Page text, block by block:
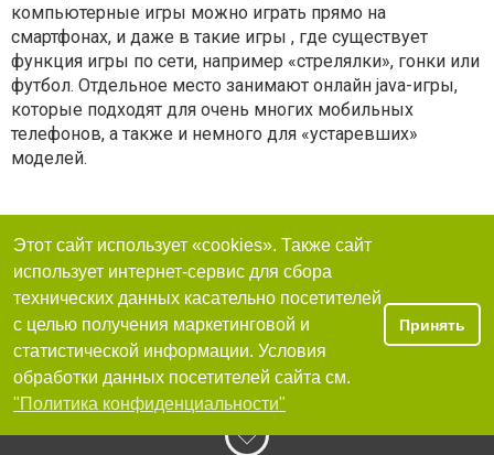
компьютерные игры можно играть прямо на
смартфонах, и даже в такие игры , где существует
функция игры по сети, например «стрелялки», гонки или
футбол. Отдельное место занимают онлайн java-игры,
которые подходят для очень многих мобильных
телефонов, а также и немного для «устаревших»
моделей.
Этот сайт использует «cookies». Также сайт
использует интернет-сервис для сбора
технических данных касательно посетителей
с целью получения маркетинговой и
статистической информации. Условия
обработки данных посетителей сайта см.
"Политика конфиденциальности"
Принять